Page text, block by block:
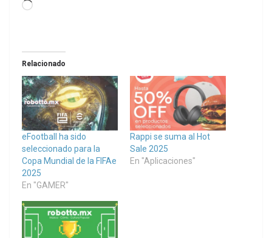
Loading…
Relacionado
eFootball ha sido
seleccionado para la
Copa Mundial de la FIFAe
2025
En "GAMER"
Rappi se suma al Hot
Sale 2025
En "Aplicaciones"